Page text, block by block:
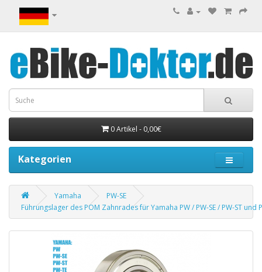
0 Artikel - 0,00€
Kategorien
Yamaha
PW-SE
Führungslager des POM Zahnrades für Yamaha PW / PW-SE / PW-ST und